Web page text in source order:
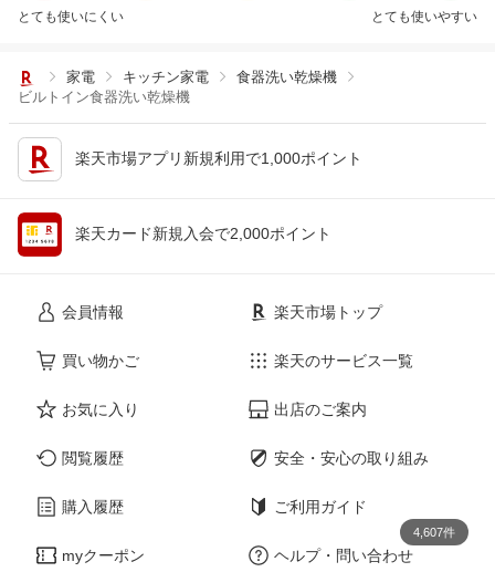
とても使いにくい とても使いやすい
家電 キッチン家電
食器洗い乾燥機
ビルトイン食器洗い乾燥機
楽天市場アプリ新規利用で1,000ポイント
楽天カード新規入会で2,000ポイント
会員情報
買い物かご
お気に入り
閲覧履歴
購入履歴
myクーポン
楽天市場トップ
楽天のサービス一覧
出店のご案内
安全・安心の取り組み
ご利用ガイド
ヘルプ・問い合わせ
4,607件